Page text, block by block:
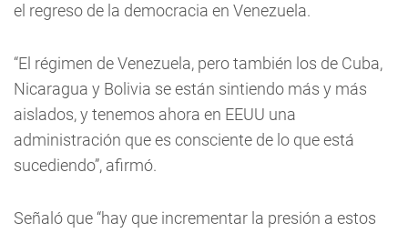
el regreso de la democracia en Venezuela.
“El régimen de Venezuela, pero también los de Cuba,
Nicaragua y Bolivia se están sintiendo más y más
aislados, y tenemos ahora en EEUU una
administración que es consciente de lo que está
sucediendo”, afirmó.
Señaló que “hay que incrementar la presión a estos